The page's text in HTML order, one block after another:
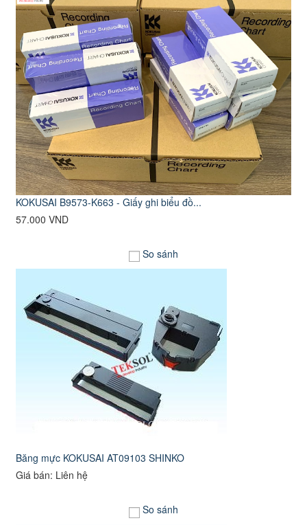
KOKUSAI B9573-K663 - Giấy ghi biểu đồ...
57.000 VND
So sánh
Băng mực KOKUSAI AT09103 SHINKO
Giá bán: Liên hệ
So sánh